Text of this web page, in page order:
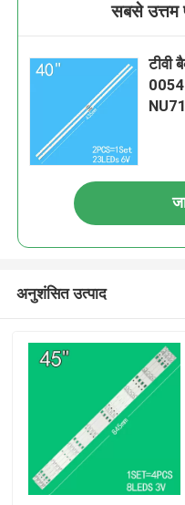
सबसे उत्तम
टीवी
अनुशंसित उत्पाद